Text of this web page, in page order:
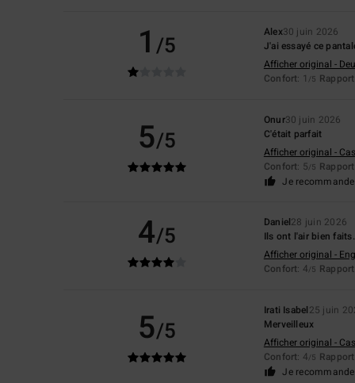
1 /5 Alex30 juin 2026
J'ai essayé ce
Afficher original -
Confort: 1 /5
5/5
Onur30 juin 2026
C'était parfait
Afficher original -
Confort: 5/5
Je
4/5 Daniel28 juin 2026
Ils ont l'air bien
Afficher original -
Confort: 4/5
5/5
Irati Isabel25 juin
Merveilleux
Afficher original -
Confort: 4/5
Je